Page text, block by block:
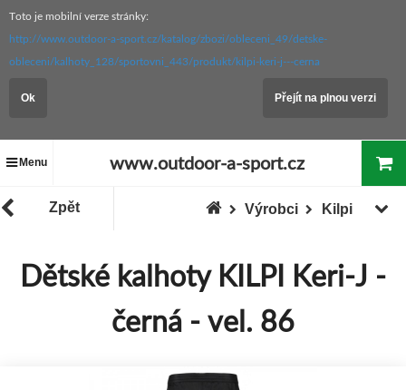
Toto je mobilní verze stránky:
http://www.outdoor-a-sport.cz/katalog/zbozi/obleceni_49/detske-
obleceni/kalhoty_128/sportovni_443/produkt/kilpi-keri-j---cerna
Ok Přejít na plnou verzi
Menu www.outdoor-a-sport.cz
Zpět Kilpi
Výrobci
Dětské kalhoty KILPI Keri-J -
černá - vel. 86